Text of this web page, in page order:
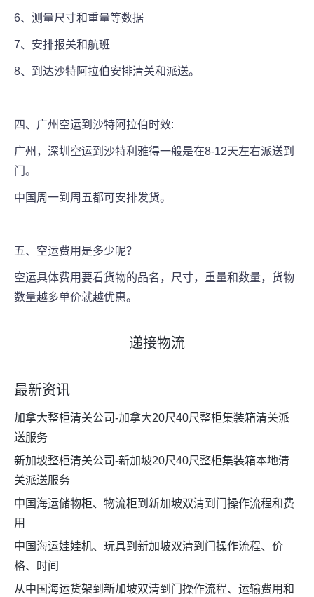
6、测量尺寸和重量等数据
7、安排报关和航班
8、到达沙特阿拉伯安排清关和派送。
四、广州空运到沙特阿拉伯时效:
广州，深圳空运到沙特利雅得一般是在8-12天左右派送到
门。
中国周一到周五都可安排发货。
五、空运费用是多少呢？
空运具体费用要看货物的品名，尺寸，重量和数量，货物
数量越多单价就越优惠。
递接物流
最新资讯
加拿大整柜清关公司-加拿大20尺40尺整柜集装箱清关派
送服务
新加坡整柜清关公司-新加坡20尺40尺整柜集装箱本地清
关派送服务
中国海运储物柜、物流柜到新加坡双清到门操作流程和费
用
中国海运娃娃机、玩具到新加坡双清到门操作流程、价
格、时间
从中国海运货架到新加坡双清到门操作流程、运输费用和